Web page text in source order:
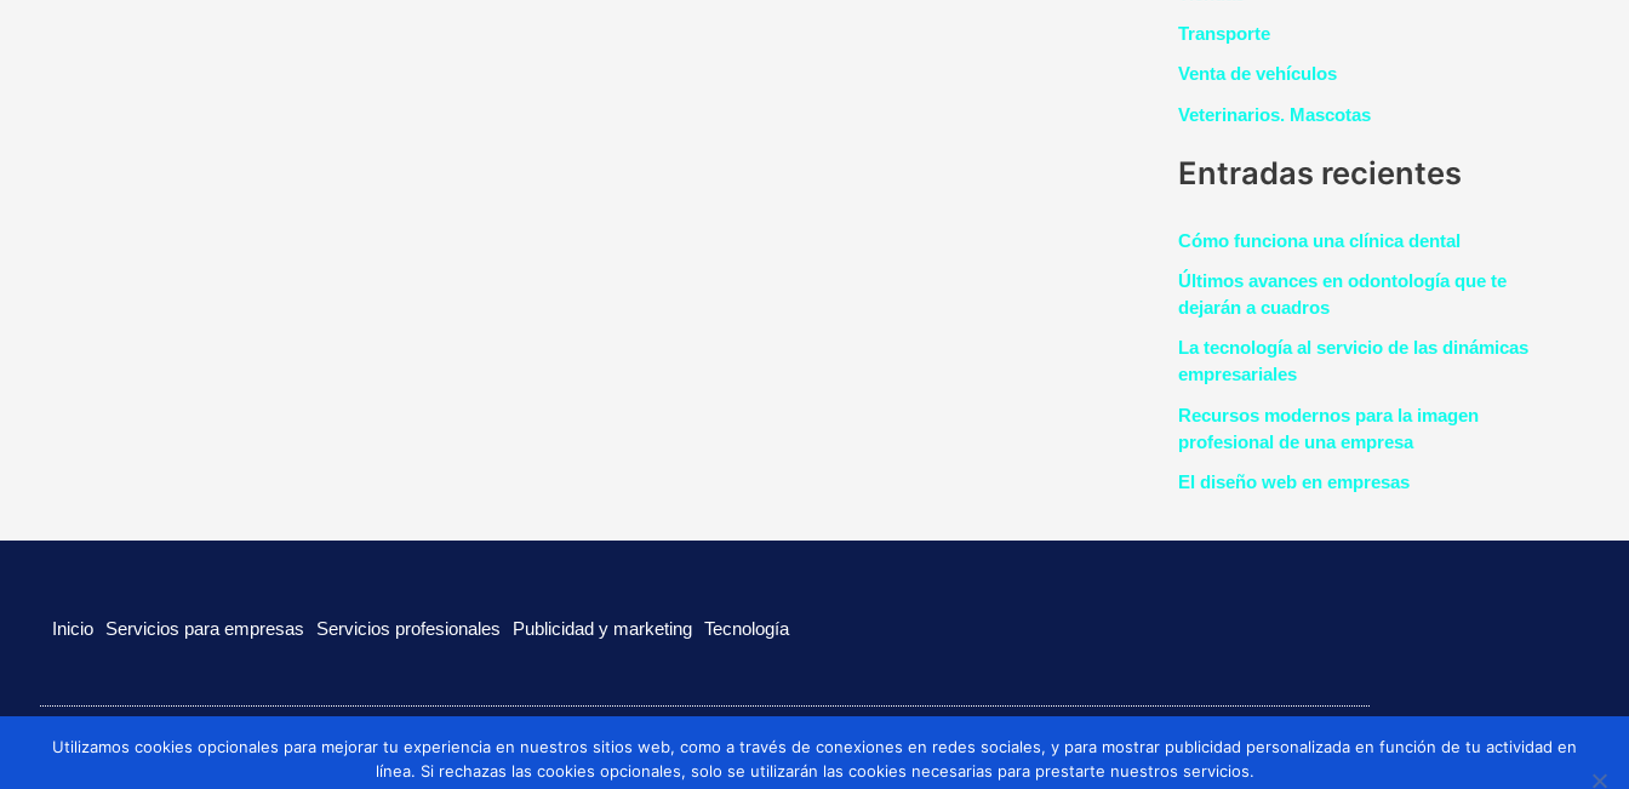
Transporte
Venta de vehículos
Veterinarios. Mascotas
Entradas recientes
Cómo funciona una clínica dental
Últimos avances en odontología que te
dejarán a cuadros
La tecnología al servicio de las dinámicas
empresariales
Recursos modernos para la imagen
profesional de una empresa
El diseño web en empresas
Inicio Servicios para empresas Servicios profesionales Publicidad y marketing Tecnología
Politica de cookiesPolitica de privacidad
Utilizamos cookies opcionales para mejorar tu experiencia en nuestros sitios web, como a través de conexiones en redes sociales, y para mostrar publicidad personalizada en función de tu actividad en
línea. Si rechazas las cookies opcionales, solo se utilizarán las cookies necesarias para prestarte nuestros servicios.